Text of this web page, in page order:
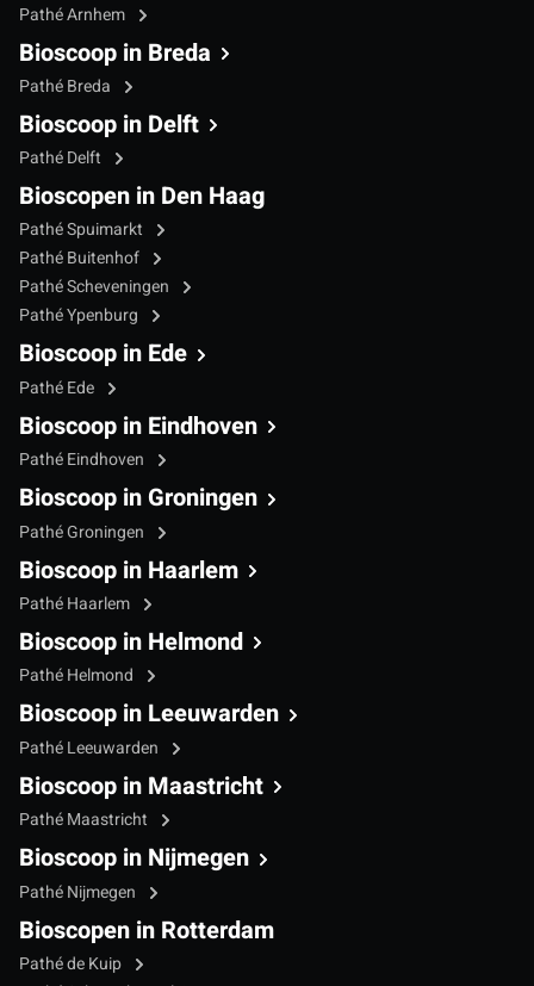
Pathé Arnhem
Bioscoop in Breda
Pathé Breda
Bioscoop in Delft
Pathé Delft
Bioscopen in Den Haag
Pathé Spuimarkt
Pathé Buitenhof
Pathé Scheveningen
Pathé Ypenburg
Bioscoop in Ede
Pathé Ede
Bioscoop in Eindhoven
Pathé Eindhoven
Bioscoop in Groningen
Pathé Groningen
Bioscoop in Haarlem
Pathé Haarlem
Bioscoop in Helmond
Pathé Helmond
Bioscoop in Leeuwarden
Pathé Leeuwarden
Bioscoop in Maastricht
Pathé Maastricht
Bioscoop in Nijmegen
Pathé Nijmegen
Bioscopen in Rotterdam
Pathé de Kuip